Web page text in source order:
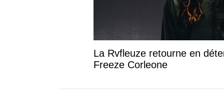
La Rvfleuze retourne en
Freeze Corleone